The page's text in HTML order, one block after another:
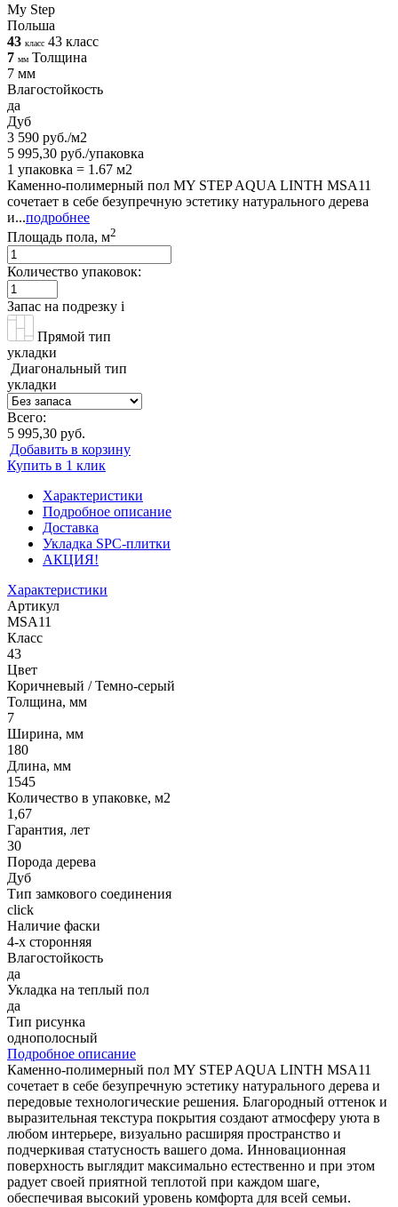
My Step
Польша
43 класс 43 класс
7 мм Толщина
7 мм
Влагостойкость
да
Дуб
3 590 руб./м2
5 995,30 руб./упаковка
1 упаковка = 1.67 м2
Каменно-полимерный пол MY STEP AQUA LINTH MSA11
сочетает в себе безупречную эстетику натурального дерева
и...подробнее
Площадь пола, м2
Количество упаковок:
Запас на подрезку i
Прямой тип
укладки
Диагональный тип
укладки
Всего:
5 995,30 руб.
Добавить в корзину
Купить в 1 клик
Характеристики
Подробное описание
Доставка
Укладка SPC-плитки
АКЦИЯ!
Характеристики
Артикул
MSA11
Класс
43
Цвет
Коричневый / Темно-серый
Толщина, мм
7
Ширина, мм
180
Длина, мм
1545
Количество в упаковке, м2
1,67
Гарантия, лет
30
Порода дерева
Дуб
Тип замкового соединения
click
Наличие фаски
4-х сторонняя
Влагостойкость
да
Укладка на теплый пол
да
Тип рисунка
однополосный
Подробное описание
Каменно-полимерный пол MY STEP AQUA LINTH MSA11
сочетает в себе безупречную эстетику натурального дерева и
передовые технологические решения. Благородный оттенок и
выразительная текстура покрытия создают атмосферу уюта в
любом интерьере, визуально расширяя пространство и
подчеркивая статусность вашего дома. Инновационная
поверхность выглядит максимально естественно и при этом
радует своей приятной теплотой при каждом шаге,
обеспечивая высокий уровень комфорта для всей семьи.